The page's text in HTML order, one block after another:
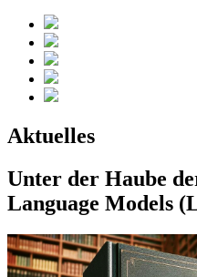
Aktuelles
Unter der Haube
Language Models